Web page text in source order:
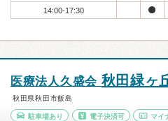
14:00-17:30
医療法人久盛会 秋田緑ヶ
秋田県秋田市飯島
駐車場あり 電子決済可 マイ